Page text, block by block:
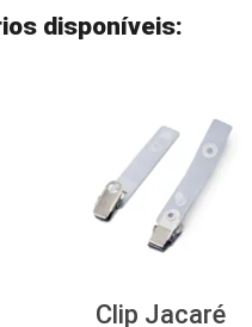
disponíveis:
Clip Jacaré